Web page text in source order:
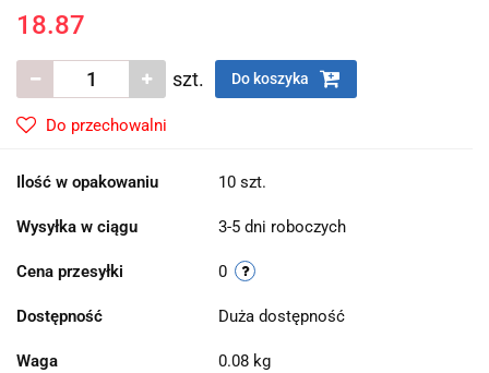
18.87
szt. Do koszyka
Do przechowalni
Ilość w opakowaniu 10 szt.
Wysyłka w ciągu 3-5 dni roboczych
Cena przesyłki 0
Dostępność Duża dostępność
Waga 0.08 kg